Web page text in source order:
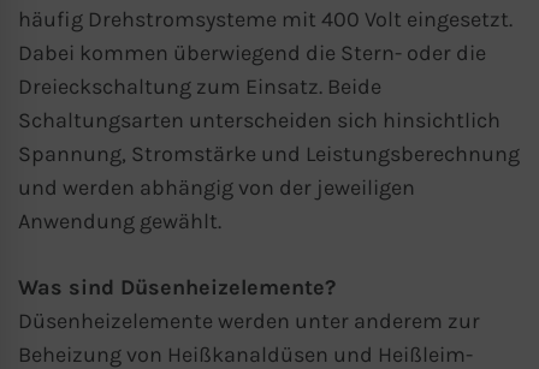
häufig Drehstromsysteme mit 400 Volt eingesetzt.
Dabei kommen überwiegend die Stern- oder die
Dreieckschaltung zum Einsatz. Beide
Schaltungsarten unterscheiden sich hinsichtlich
Spannung, Stromstärke und Leistungsberechnung
und werden abhängig von der jeweiligen
Anwendung gewählt.
Was sind Düsenheizelemente?
Düsenheizelemente werden unter anderem zur
Beheizung von Heißkanaldüsen und Heißleim-